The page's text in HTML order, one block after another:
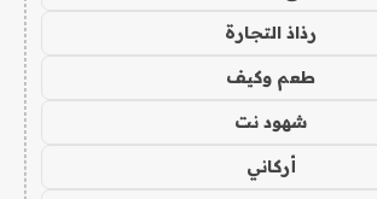
رذاذ التجارة
طعم وكيف
شهود نت
أركاني